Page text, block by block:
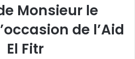
Monsieur le
de l’Aid
El Fitr